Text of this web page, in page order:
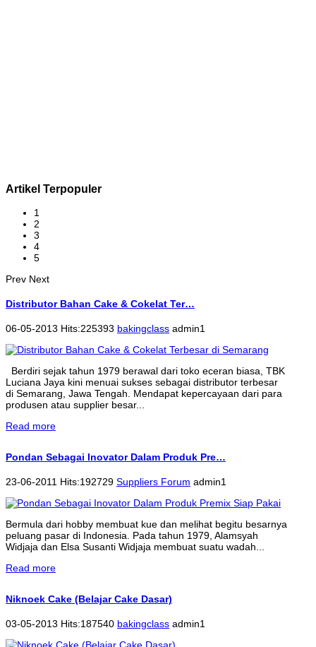
Artikel Terpopuler
1
2
3
4
5
Prev Next
Distributor Bahan Cake & Cokelat Ter…
06-05-2013 Hits:225393 bakingclass admin1
Berdiri sejak tahun 1979 berawal dari toko eceran biasa, TBK
Luciana Jaya kini menuai sukses sebagai distributor terbesar
di Semarang, Jawa Tengah. Mendapat kepercayaan dari para
produsen atau supplier besar...
Read more
Pondan Sebagai Inovator Dalam Produk Pre…
23-06-2011 Hits:192729 Suppliers Forum admin1
Bermula dari hobby membuat kue dan melihat begitu besarnya
peluang pasar di Indonesia. Pada tahun 1979, Alamsyah
Widjaja dan Elsa Susanti Widjaja membuat suatu wadah...
Read more
Niknoek Cake (Belajar Cake Dasar)
03-05-2013 Hits:187540 bakingclass admin1